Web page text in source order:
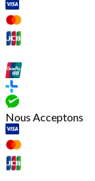
Nous Acceptons